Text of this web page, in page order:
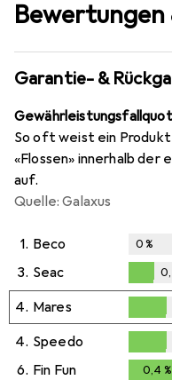
Bewertungen
Garantie- &
So oft weist ein
«Flossen» innerhalb
auf.
Quelle: Galaxus
1. Beco 0%
3. Seac
0,2%
4. Mares
0,3%
4. Speedo
0,3%
6. Fin Fun 0,4 %